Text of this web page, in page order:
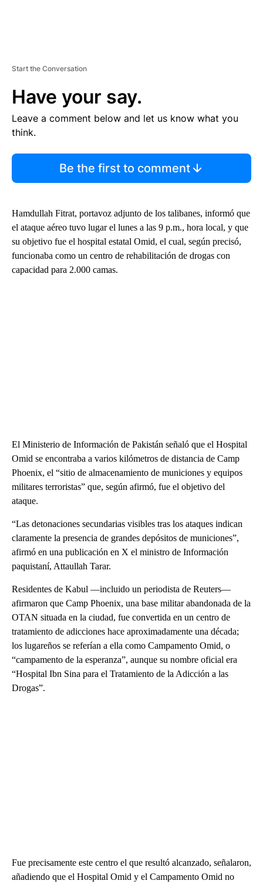
Start the Conversation
Have your say.
Leave a comment below and let us know what you
think.
Be the first to comment
Hamdullah Fitrat, portavoz adjunto de los talibanes, informó que
el ataque aéreo tuvo lugar el lunes a las 9 p.m., hora local, y que
su objetivo fue el hospital estatal Omid, el cual, según precisó,
funcionaba como un centro de rehabilitación de drogas con
capacidad para 2.000 camas.
El Ministerio de Información de Pakistán señaló que el Hospital
Omid se encontraba a varios kilómetros de distancia de Camp
Phoenix, el “sitio de almacenamiento de municiones y equipos
militares terroristas” que, según afirmó, fue el objetivo del
ataque.
“Las detonaciones secundarias visibles tras los ataques indican
claramente la presencia de grandes depósitos de municiones”,
afirmó en una publicación en X el ministro de Información
paquistaní, Attaullah Tarar.
Residentes de Kabul —incluido un periodista de Reuters—
afirmaron que Camp Phoenix, una base militar abandonada de la
OTAN situada en la ciudad, fue convertida en un centro de
tratamiento de adicciones hace aproximadamente una década;
los lugareños se referían a ella como Campamento Omid, o
“campamento de la esperanza”, aunque su nombre oficial era
“Hospital Ibn Sina para el Tratamiento de la Adicción a las
Drogas”.
Fue precisamente este centro el que resultó alcanzado, señalaron,
añadiendo que el Hospital Omid y el Campamento Omid no